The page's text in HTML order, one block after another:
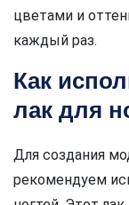
цветами и
каждый раз.
Как
лак для
Для создания
рекомендуем